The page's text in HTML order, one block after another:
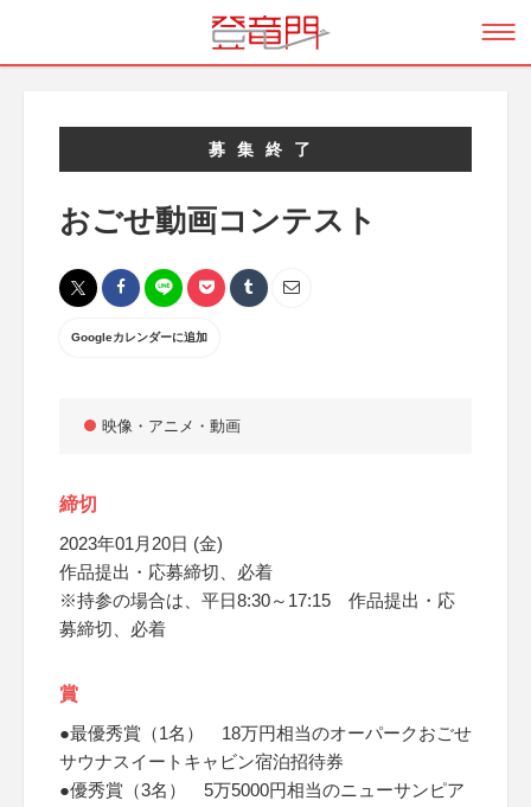
募集終了
おごせ動画コンテスト
Googleカレンダーに追加
映像・アニメ・動画
締切
2023年01月20日 (金)
作品提出・応募締切、必着
※持参の場合は、平日8:30～17:15 作品提出・応
募締切、必着
賞
●最優秀賞（1名） 18万円相当のオーパークおごせ
サウナスイートキャビン宿泊招待券
●優秀賞（3名） 5万5000円相当のニューサンピア